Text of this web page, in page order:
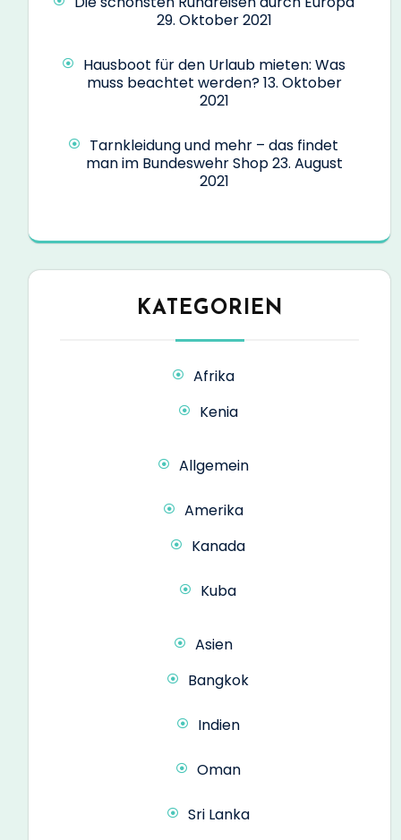
29. Oktober 2021
Hausboot für den Urlaub mieten: Was
muss beachtet werden?13. Oktober
2021
Tarnkleidung und mehr – das findet
man im Bundeswehr Shop23. August
2021
KATEGORIEN
Afrika
Kenia
Allgemein
Amerika
Kanada
Kuba
Asien
Bangkok
Indien
Oman
Sri Lanka